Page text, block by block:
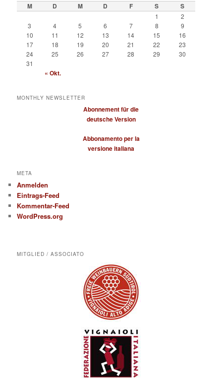
M D M D F S S
1
2
3
4 5 6 7 8
9
10
11 12 13 14 15
16
17
18 19 20 21 22
23
24
25 26 27 28 29
30
31
« Okt.
MONTHLY NEWSLETTER
Abonnement für die
deutsche Version
Abbonamento per la
versione italiana
META
Anmelden
Eintrags-Feed
Kommentar-Feed
WordPress.org
MITGLIED / ASSOCIATO